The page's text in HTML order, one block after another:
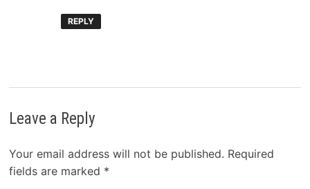
REPLY
Leave a Reply
Your email address will not be published. Required
fields are marked *